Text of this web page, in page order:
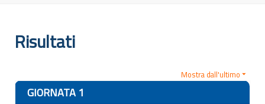
Risultati
Mostra dall'ultimo
GIORNATA 1